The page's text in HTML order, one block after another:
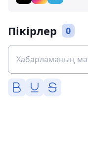
Пікірлер 0